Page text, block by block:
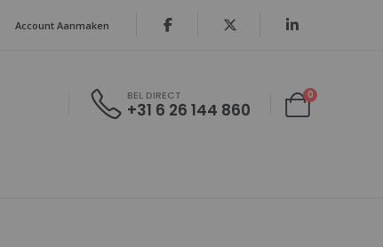
Account Aanmaken
BEL DIRECT
+31 6 26 144 860 Cart
0producten